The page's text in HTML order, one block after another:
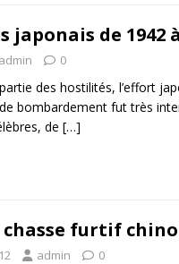
japonais de 1942
admin 0
des hostilités, l’effort
bombardement fut très
de […]
chasse furtif
admin 0